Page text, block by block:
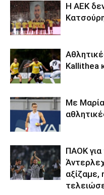
Η ΑΕΚ
Kallithea
Με
ΠΑΟΚ
αξίζαμε,